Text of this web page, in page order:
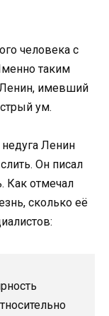
человека с
таким
имевший
ум.
недуга Ленин
Он писал
Как отмечал
сколько её